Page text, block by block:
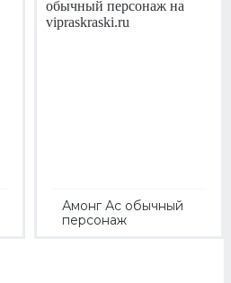
Амонг Ас обычный
персонаж